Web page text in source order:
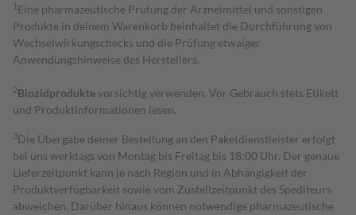
1 Eine pharmazeutische Prüfung der Arzneimittel und sonstigen
Produkte in deinem Warenkorb beinhaltet die Durchführung von
Wechselwirkungschecks und die Prüfung etwaiger
Anwendungshinweise des Herstellers.
2Biozidproduktevorsichtig verwenden. Vor Gebrauch stets Etikett
und Produktinformationen lesen.
3Die Übergabe deiner Bestellung an den Paketdienstleister erfolgt
bei uns werktags von Montag bis Freitag bis 18:00 Uhr. Der genaue
Lieferzeitpunkt kann je nach Region und in Abhängigkeit der
Produktverfügbarkeit sowie vom Zustellzeitpunkt des Spediteurs
abweichen. Darüber hinaus können notwendige pharmazeutische